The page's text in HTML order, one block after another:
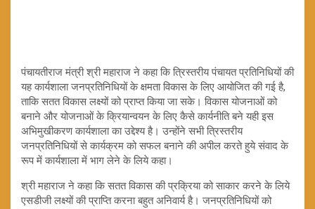
पंचायतीराज मंत्री श्री महाराज ने कहा कि त्रिस्तरीय पंचायत प्रतिनिधियों की
यह कार्यशाला जनप्रतिनिधियों के क्षमता विकास के लिए आयोजित की गई है,
ताकि सतत विकास लक्ष्यों को प्राप्त किया जा सके। विकास योजनाओं को
बनाने और योजनाओं के क्रियान्वयन के लिए कैसे कार्यनीति बने यही इस
अभिमुखीकरण कार्यशाला का उद्देश्य है। उन्‍होंने सभी त्र‍िस्‍तरीय
जनप्रत‍िन‍िध‍ियों से कार्यक्रम को सफल बनाने की अपील करते हुये संवाद के
रूप में कार्यशाला में भाग लेने के ल‍िये कहा।
श्री महाराज ने कहा कि सतत व‍िकास की प्रक्र‍िया को साकार करने के ल‍िये
एसडीजी लक्ष्‍यों की प्राप्‍ति करना बहुत अन‍िवार्य है। जनप्रत‍िन‍िध‍ियों को